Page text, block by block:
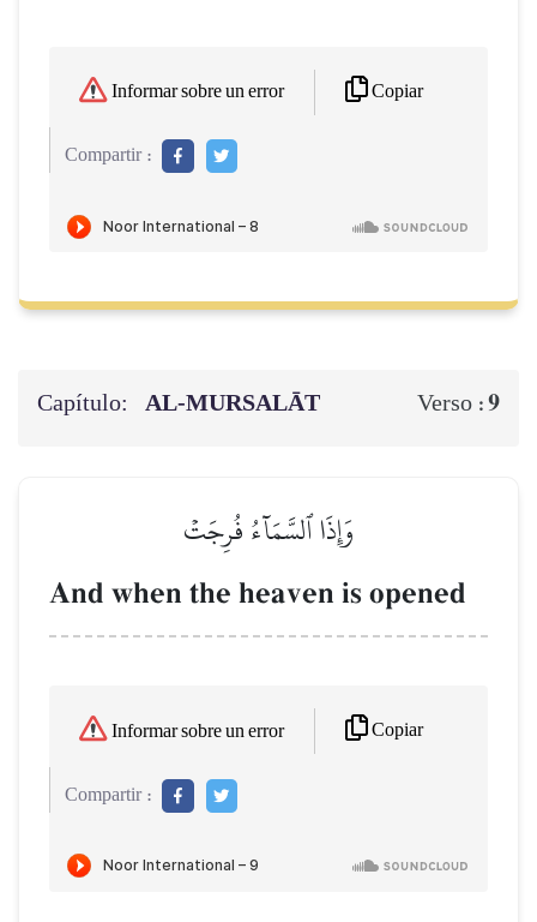
Informar sobre un error Copiar
Compartir :
Capítulo: AL‑MURSALĀT Verso :9
وَإِذَا ٱلسَّمَآءُ فُرِجَتۡ
And when the heaven is opened
Informar sobre un error Copiar
Compartir :